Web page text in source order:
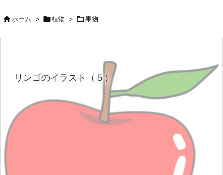
ホーム > 植物 > 果物
リンゴのイラスト（５）